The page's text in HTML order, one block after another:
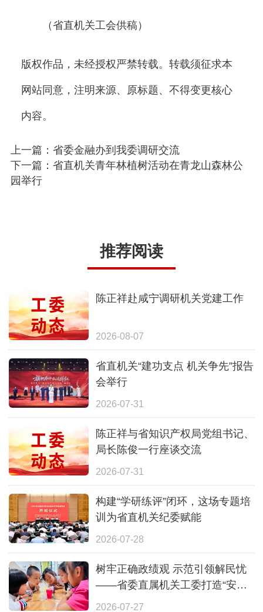
（省直机关工会供稿）
版权作品，未经授权严禁转载。转载须征求本
网站同意，注明来源、原标题、不得变更核心
内容。
上一篇：省委金融办到我委调研交流
下一篇：省直机关青年林植树活动在青龙山森林公
园举行
推荐阅读
陈正祥赴咸宁调研机关党建工作
2026-08-07
省直机关“建功支点 机关争先”报告
会举行
2026-07-31
陈正祥与省知识产权局党组书记、
局长陈俊一行座谈交流
2026-07-31
构建“学研练评”闭环，这场专题培
训为省直机关纪委赋能
2026-07-28
树牢正确政绩观 示范引领解民忧
——省委直属机关工委打造“安心
一夏”全覆盖暑期照护体系
2026-07-27